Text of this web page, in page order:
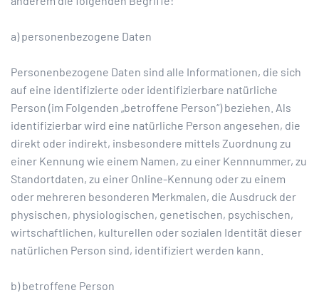
a) personenbezogene Daten
Personenbezogene Daten sind alle Informationen, die sich
auf eine identifizierte oder identifizierbare natürliche
Person (im Folgenden „betroffene Person“) beziehen. Als
identifizierbar wird eine natürliche Person angesehen, die
direkt oder indirekt, insbesondere mittels Zuordnung zu
einer Kennung wie einem Namen, zu einer Kennnummer, zu
Standortdaten, zu einer Online-Kennung oder zu einem
oder mehreren besonderen Merkmalen, die Ausdruck der
physischen, physiologischen, genetischen, psychischen,
wirtschaftlichen, kulturellen oder sozialen Identität dieser
natürlichen Person sind, identifiziert werden kann.
b) betroffene Person